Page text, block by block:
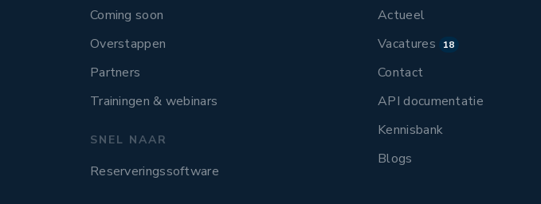
Coming soon
Overstappen
Partners
Trainingen & webinars
SNEL NAAR
Reserveringssoftware
Actueel
Vacatures
18
Contact
API documentatie
Kennisbank
Blogs